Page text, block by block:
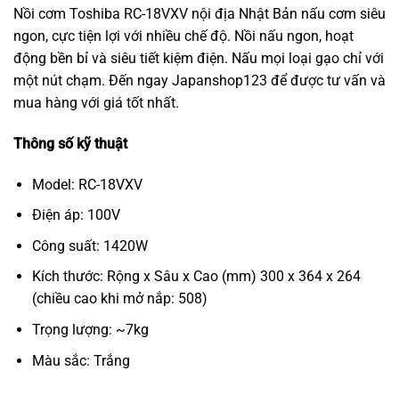
Nồi cơm Toshiba RC-18VXV nội địa Nhật Bản nấu cơm siêu
ngon, cực tiện lợi với nhiều chế độ. Nồi nấu ngon, hoạt
động bền bỉ và siêu tiết kiệm điện. Nấu mọi loại gạo chỉ với
một nút chạm. Đến ngay Japanshop123 để được tư vấn và
mua hàng với giá tốt nhất.
Thông số kỹ thuật
Model: RC-18VXV
Điện áp: 100V
Công suất: 1420W
Kích thước: Rộng x Sâu x Cao (mm) 300 x 364 x 264
(chiều cao khi mở nắp: 508)
Trọng lượng: ~7kg
Màu sắc: Trắng